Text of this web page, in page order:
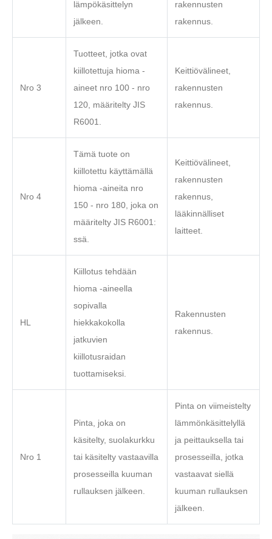
lämpökäsittelyn
jälkeen.
rakennusten
rakennus.
Nro 3
Tuotteet, jotka ovat
kiillotettuja hioma -
aineet nro 100 - nro
120, määritelty JIS
R6001.
Keittiövälineet,
rakennusten
rakennus.
Nro 4
Tämä tuote on
kiillotettu käyttämällä
hioma -aineita nro
150 - nro 180, joka on
määritelty JIS R6001:
ssä.
Keittiövälineet,
rakennusten
rakennus,
lääkinnälliset
laitteet.
HL
Kiillotus tehdään
hioma -aineella
sopivalla
hiekkakokolla
jatkuvien
kiillotusraidan
tuottamiseksi.
Rakennusten
rakennus.
Nro 1
Pinta, joka on
käsitelty, suolakurkku
tai käsitelty vastaavilla
prosesseilla kuuman
rullauksen jälkeen.
Pinta on viimeistelty
lämmönkäsittelyllä
ja peittauksella tai
prosesseilla, jotka
vastaavat siellä
kuuman rullauksen
jälkeen.